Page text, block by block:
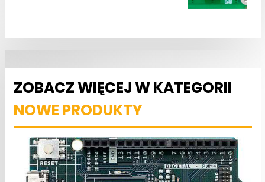
ZOBACZ WIĘCEJ W KATEGORII
NOWE PRODUKTY